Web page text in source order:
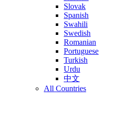
Slovak
Spanish
Swahili
Swedish
Romanian
Portuguese
Turkish
Urdu
中文
All Countries